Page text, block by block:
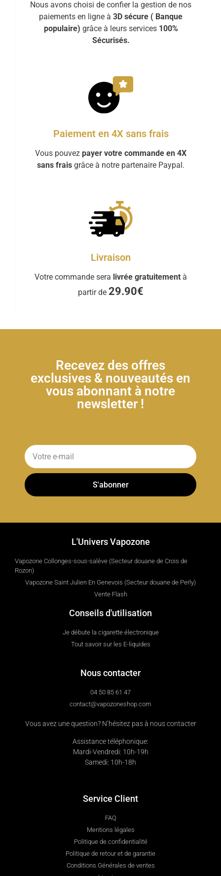
Nous avons choisi de confier la gestion de nos
paiements en ligne à 3D sécure ( Banque
populaire) grâce à leurs services 100%
Sécurisés.
Paiement en 4X sans frais
Vous pouvez payer votre commande en 4X
sans frais grâce à notre partenaire Paypal.
Livraison
Votre commande sera livrée gratuitement à
partir de 29.90€
Recevez des offres
exclusives & nouveautés en
vous abonnant à notre
newsletter !
S'abonner
L'Univers Vapozone
Vapozone Collonges-sous-salève (Secteur douane de Crois de
Rozon)
Vapozone Saint Julien En Genevois (Secteur douane de Perly)
Vente Flash
Conseils d'utilisation
Je débute la cigarette électronique
Tout savoir sur les E-liquides
Nous contacter
04 50 85 61 47
contact@vapozoneshop.com
Vous avez une question? N’hésitez pas à nous contacter
Assistance téléphonique:
Mardi-Vendredi: 10h-19h
Samedi: 10h-18h
Service Client
FAQ
Mentions légales
Politique de confidentialité
Politique de retour et de garantie
Conditions Générales de ventes